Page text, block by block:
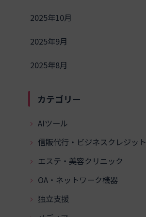
2025年10月
2025年9月
2025年8月
カテゴリー
AIツール
信販代行・ビジネスクレジット
エステ・美容クリニック
OA・ネットワーク機器
独立支援